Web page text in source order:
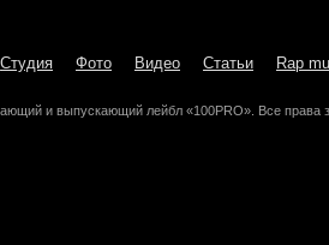
Студия Фото Видео Статьи Rap
и выпускающий лейбл «100PRO». Все